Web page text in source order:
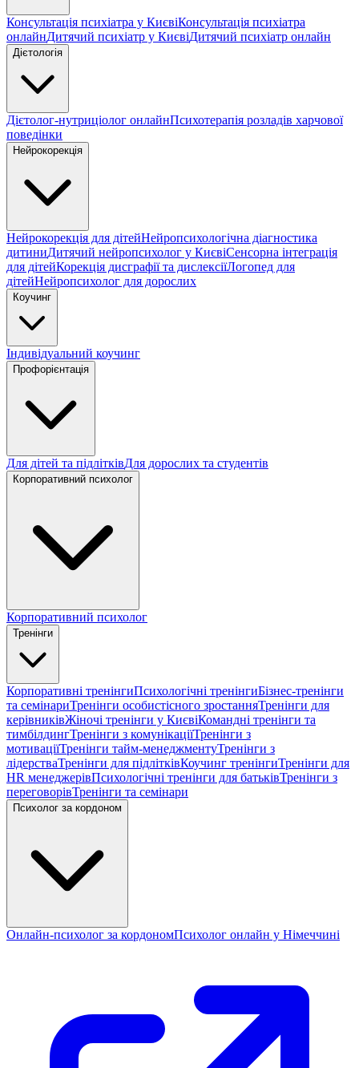
Консультація психіатра у КиєвіКонсультація психіатра
онлайнДитячий психіатр у КиєвіДитячий психіатр онлайн
Дієтологія
Дієтолог-нутриціолог онлайнПсихотерапія розладів харчової
поведінки
Нейрокорекція
Нейрокорекція для дітейНейропсихологічна діагностика
дитиниДитячий нейропсихолог у КиєвіСенсорна інтеграція
для дітейКорекція дисграфії та дислексіїЛогопед для
дітейНейропсихолог для дорослих
Коучинг
Індивідуальний коучинг
Профорієнтація
Для дітей та підлітківДля дорослих та студентів
Корпоративний психолог
Корпоративний психолог
Тренінги
Корпоративні тренінгиПсихологічні тренінгиБізнес-тренінги
та семінариТренінги особистісного зростанняТренінги для
керівниківЖіночі тренінги у КиєвіКомандні тренінги та
тимбілдингТренінги з комунікаціїТренінги з
мотиваціїТренінги тайм-менеджментуТренінги з
лідерстваТренінги для підлітківКоучинг тренінгиТренінги для
HR менеджерівПсихологічні тренінги для батьківТренінги з
переговорівТренінги та семінари
Психолог за кордоном
Онлайн-психолог за кордономПсихолог онлайн у Німеччині